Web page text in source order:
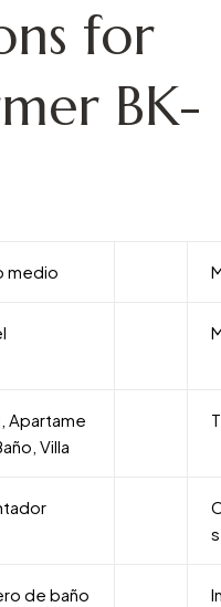
for
BK-
medio
Apartame
Villa
s
de baño